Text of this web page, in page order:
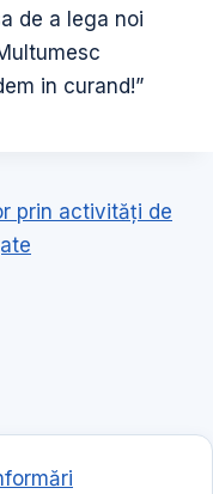
de a lega noi
in curand!”
prin activităţi de